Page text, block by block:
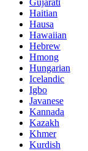
Haitian
Hausa
Hawaiian
Hebrew
Hmong
Hungarian
Icelandic
Igbo
Javanese
Kannada
Kazakh
Khmer
Kurdish